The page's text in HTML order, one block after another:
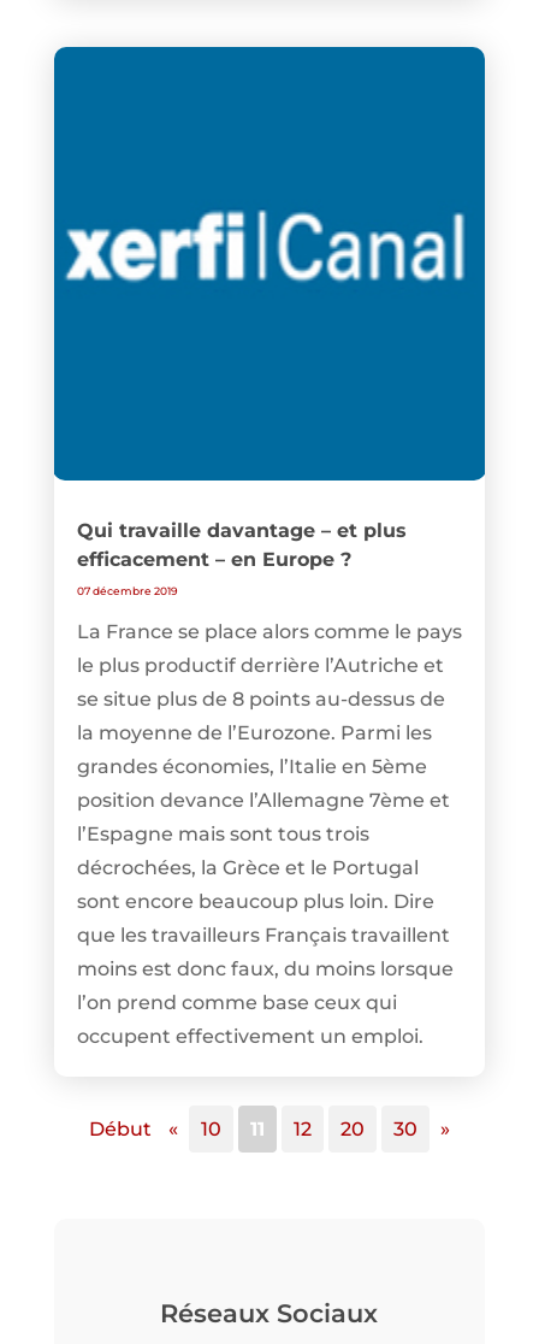
Qui travaille davantage – et plus
efficacement – en Europe ?
07 décembre 2019
La France se place alors comme le pays
le plus productif derrière l’Autriche et
se situe plus de 8 points au-dessus de
la moyenne de l’Eurozone. Parmi les
grandes économies, l’Italie en 5ème
position devance l’Allemagne 7ème et
l’Espagne mais sont tous trois
décrochées, la Grèce et le Portugal
sont encore beaucoup plus loin. Dire
que les travailleurs Français travaillent
moins est donc faux, du moins lorsque
l’on prend comme base ceux qui
occupent effectivement un emploi.
Début « 10 11 12 20 30 »
Réseaux Sociaux